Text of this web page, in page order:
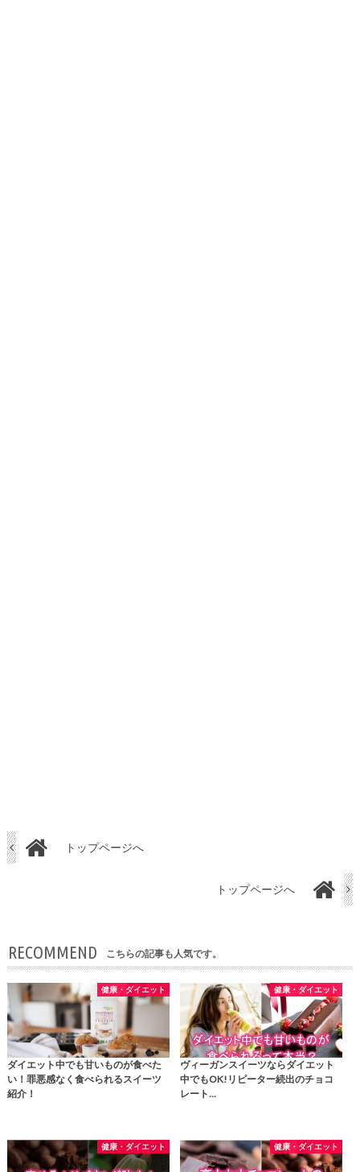
トップページへ
トップページへ
RECOMMEND こちらの記事も人気です。
健康・ダイエット
ダイエット中でも甘いものが食べた
い！罪悪感なく食べられるスイーツ
紹介！
健康・ダイエット
ヴィーガンスイーツならダイエット
中でもOK!リピーター続出のチョコ
レート…
健康・ダイエット 健康・ダイエット